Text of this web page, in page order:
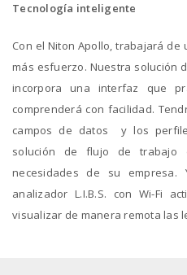
Tecnología inteligente
Con el Niton Apollo, trabajará de
más esfuerzo. Nuestra solución
incorpora una interfaz que
comprenderá con facilidad.
campos de datos y los
solución de flujo de trabajo
necesidades de su
analizador L.I.B.S. con Wi-Fi
visualizar de manera remota las